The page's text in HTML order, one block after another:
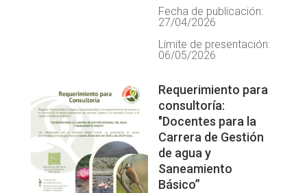
Fecha de publicación:
27/04/2026
Límite de presentación:
06/05/2026
Requerimiento para
consultoría:
"Docentes para la
Carrera de Gestión
de agua y
Saneamiento
Básico”